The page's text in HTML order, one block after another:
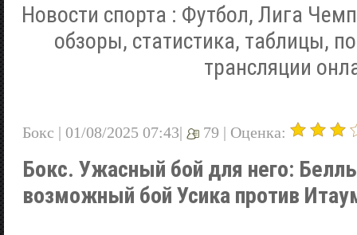
Новости спорта : Футбол, Лига
обзоры, статистика, таблицы,
трансляции
Бокс | 01/08/2025 07:43| 79 | Оценка:
Бокс. Ужасный бой для него:
возможный бой Усика против